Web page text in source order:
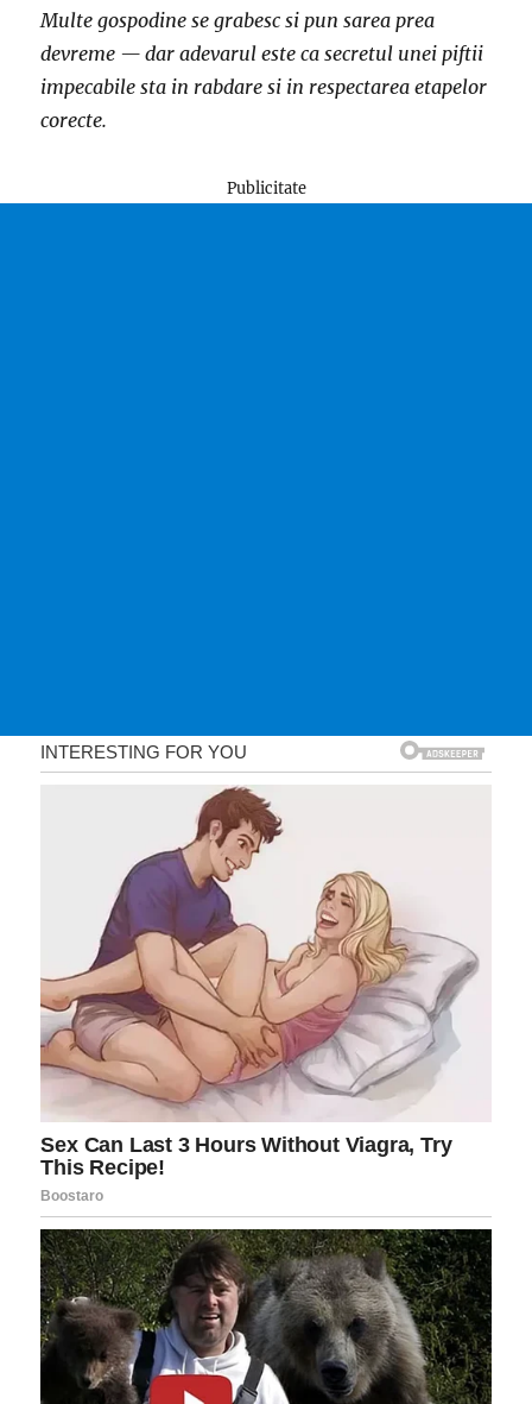
Multe gospodine se grabesc si pun sarea prea
devreme — dar adevarul este ca secretul unei piftii
impecabile sta in rabdare si in respectarea etapelor
corecte.
Publicitate